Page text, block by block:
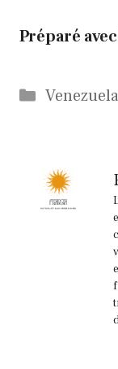
Préparé
Catégories
Venezuela